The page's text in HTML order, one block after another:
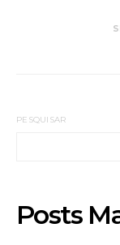
PESQUISAR
Posts